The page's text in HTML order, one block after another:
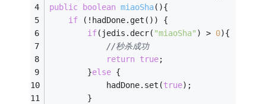
public
boolean miaoSha(){
if (!hadDone.get()) {
if(jedis.decr( "miaoSha" ) > 0){
//秒杀成功
return true;
		}
else {
			hadDone.set(
true);
		}